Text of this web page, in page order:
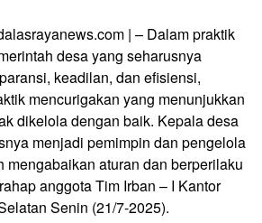
| – Dalam praktik
desa yang seharusnya
keadilan, dan efisiensi,
mencurigakan yang menunjukkan
dikelola dengan baik. Kepala desa
menjadi pemimpin dan pengelola
mengabaikan aturan dan berperilaku
anggota Tim Irban – I Kantor
Senin (21/7-2025).